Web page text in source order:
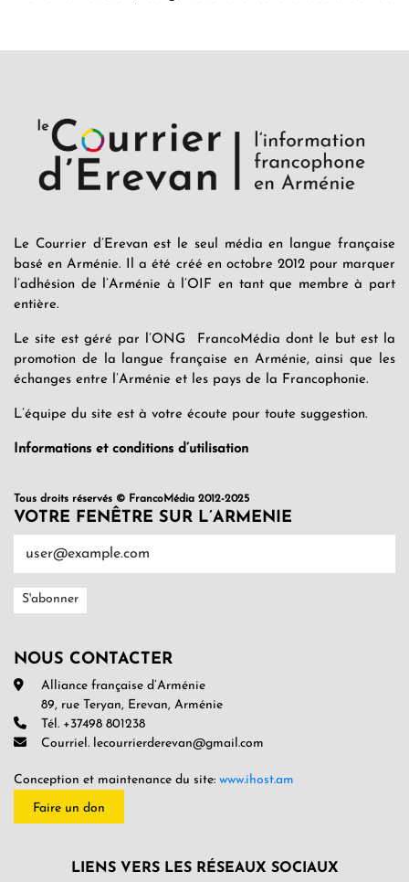
Le Courrier d’Erevan est le seul média en langue française
basé en Arménie. Il a été créé en octobre 2012 pour marquer
l’adhésion de l’Arménie à l’OIF en tant que membre à part
entière.
Le site est géré par l’ONG FrancoMédia dont le but est la
promotion de la langue française en Arménie, ainsi que les
échanges entre l’Arménie et les pays de la Francophonie.
L’équipe du site est à votre écoute pour toute suggestion.
Informations et conditions d’utilisation
Tous droits réservés © FrancoMédia 2012-2025
VOTRE FENÊTRE SUR L’ARMENIE
NOUS CONTACTER
Alliance française d’Arménie
89, rue Teryan, Erevan, Arménie
Tél. +37498 801238
Courriel. lecourrierderevan@gmail.com
Conception et maintenance du site: www.ihost.am
Faire un don
LIENS VERS LES RÉSEAUX SOCIAUX